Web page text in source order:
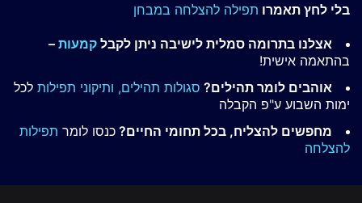
בלי לחץ תאמרו תפילה להצלחה במבחן
אצלנו בתרומה סמלית לישיבה ניתן לקבל קמעות –
בהתאמה אישית!
אוהבים לומר תהילים? סגולות תהילים, ותיקוני תפילות לכל
ימות השבוע ע"פ הקבלה
מחפשים להצליח, בכל תחומי החיים? כנסו לומר תפילות
להצלחה